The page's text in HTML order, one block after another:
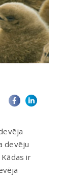
devēju
ir